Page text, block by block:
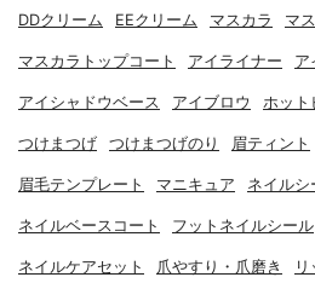
DDクリーム EEクリーム マスカラ マ
マスカラトップコート アイライナー ア
アイシャドウベース アイブロウ ホット
つけまつげ つけまつげのり 眉ティント
眉毛テンプレート マニキュア ネイルシ
ネイルベースコート フットネイルシール
ネイルケアセット 爪やすり・爪磨き